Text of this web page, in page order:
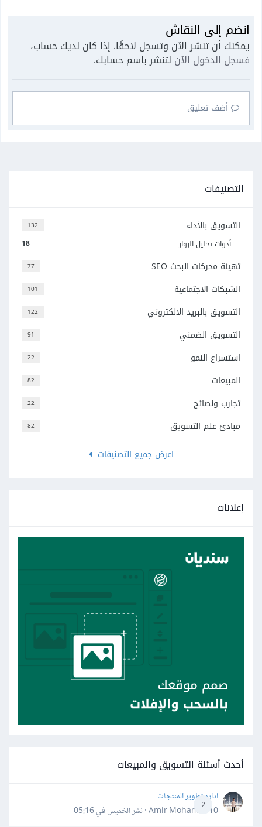
انضم إلى النقاش
يمكنك أن تنشر الآن وتسجل لاحقًا. إذا كان لديك حساب،
فسجل الدخول الآن لتنشر باسم حسابك.
أضف تعليق
التصنيفات
132 التسويق بالأداء
18 أدوات تحليل الزوار
77 تهيئة محركات البحث SEO
101 الشبكات الاجتماعية
122 التسويق بالبريد الالكتروني
91 التسويق الضمني
22 استسراع النمو
82 المبيعات
22 تجارب ونصائح
82
مبادئ علم التسويق
اعرض جميع التصنيفات
إعلانات
أحدث أسئلة التسويق والمبيعات
2
اداره تطوير المنتجات
Amir Mohamed10 · نشر
الخميس في 05:16